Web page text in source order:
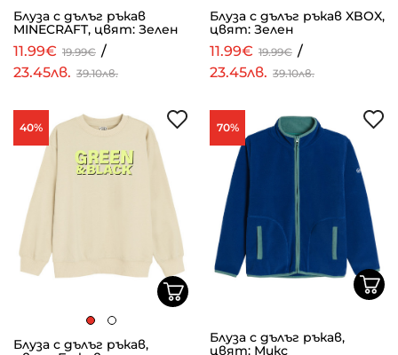
Блуза с дълъг ръкав
MINECRAFT, цвят: Зелен
11.99€ 19.99€ /
23.45лв. 39.10лв.
Блуза с дълъг ръкав XBOX,
цвят: Зелен
11.99€ 19.99€ /
23.45лв. 39.10лв.
40%
Блуза с дълъг ръкав,
70%
Блуза с дълъг ръкав,
цвят: Микс